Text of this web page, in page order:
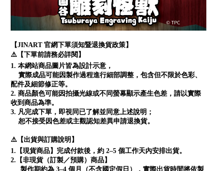
【JINART 官網下單須知暨退換貨政策】
⚠️【下單前請務必詳閱】
1. 本網站商品圖片皆為設計示意，
實際成品可能因製作過程進行細部調整，包含但不限於色彩、
配件及細節修正等。
2. 商品顏色可能因拍攝光線或不同螢幕顯示產生色差，請以實際
收到商品為準。
3. 凡完成下單，即視同已了解並同意上述說明；
恕不接受因色差或主觀認知差異申請退換貨。
⚠️【出貨與訂購說明】
1.【現貨商品】完成付款後，約 2–5 個工作天內安排出貨。
2.【非現貨（訂製／預購）商品】
製作期約為 3–4 個月（不含國定假日），實際出貨時間將依製